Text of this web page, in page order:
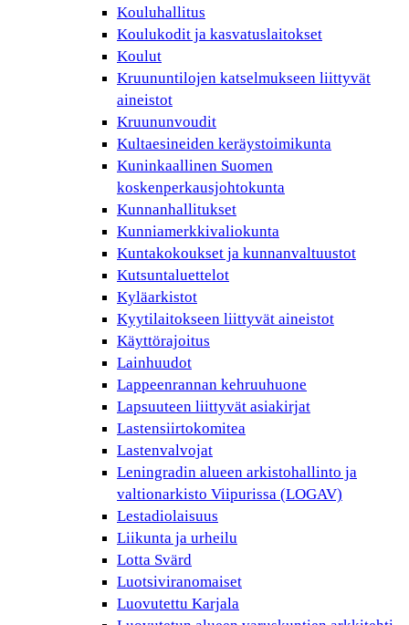
Kouluhallitus
Koulukodit ja kasvatuslaitokset
Koulut
Kruununtilojen katselmukseen liittyvät
aineistot
Kruununvoudit
Kultaesineiden keräystoimikunta
Kuninkaallinen Suomen
koskenperkausjohtokunta
Kunnanhallitukset
Kunniamerkkivaliokunta
Kuntakokoukset ja kunnanvaltuustot
Kutsuntaluettelot
Kyläarkistot
Kyytilaitokseen liittyvät aineistot
Käyttörajoitus
Lainhuudot
Lappeenrannan kehruuhuone
Lapsuuteen liittyvät asiakirjat
Lastensiirtokomitea
Lastenvalvojat
Leningradin alueen arkistohallinto ja
valtionarkisto Viipurissa (LOGAV)
Lestadiolaisuus
Liikunta ja urheilu
Lotta Svärd
Luotsiviranomaiset
Luovutettu Karjala